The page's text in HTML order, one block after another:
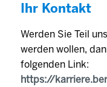
Ihr Kontakt
Werden Sie Teil
werden wollen,
folgenden Link:
https://